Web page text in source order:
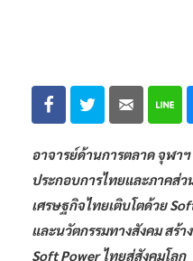
อาจารย์ด้านการตลาด จุฬา
ประกอบการไทยและภาคส่ว
เศรษฐกิจไทยเติบโตด้วย
และนวัตกรรมทางสังคม สร้
Soft Power ไทยสู่สังคมโลก